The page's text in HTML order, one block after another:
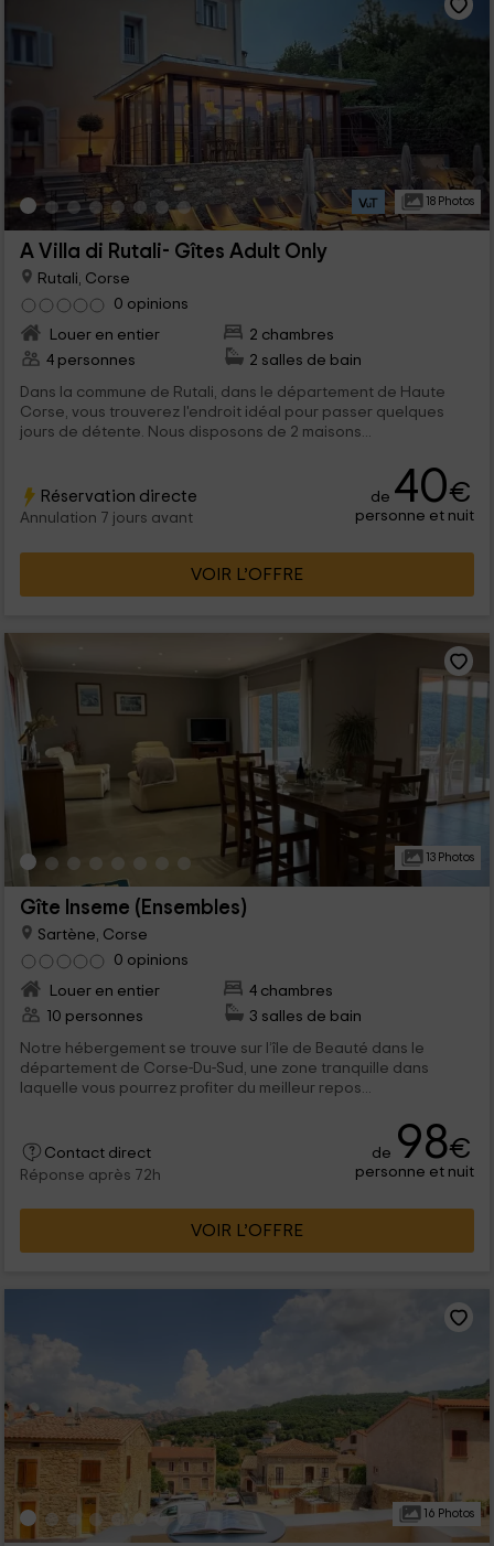
18 Photos
A Villa di Rutali- Gîtes Adult Only
Rutali, Corse
0 opinions
Louer en entier
2 chambres
4 personnes
2 salles de bain
Dans la commune de Rutali, dans le département de Haute
Corse, vous trouverez l'endroit idéal pour passer quelques
jours de détente. Nous disposons de 2 maisons...
Réservation directe
Annulation 7 jours avant
de 40€
personne et nuit
VOIR L’OFFRE
13 Photos
Gîte Inseme (Ensembles)
Sartène, Corse
0 opinions
Louer en entier
4 chambres
10 personnes
3 salles de bain
Notre hébergement se trouve sur l’île de Beauté dans le
département de Corse-Du-Sud, une zone tranquille dans
laquelle vous pourrez profiter du meilleur repos...
Contact direct
Réponse après 72h
de 98€
personne et nuit
VOIR L’OFFRE
16 Photos